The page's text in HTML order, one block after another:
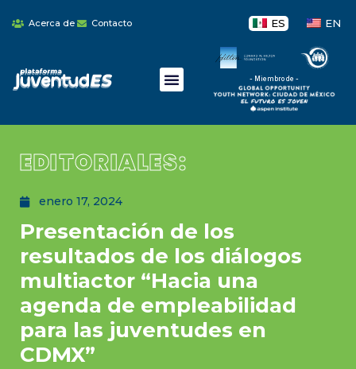
Acerca de Contacto ES EN
- Miembro de -
EDITORIALES:
enero 17, 2024
Presentación de los
resultados de los diálogos
multiactor “Hacia una
agenda de empleabilidad
para las juventudes en
CDMX”